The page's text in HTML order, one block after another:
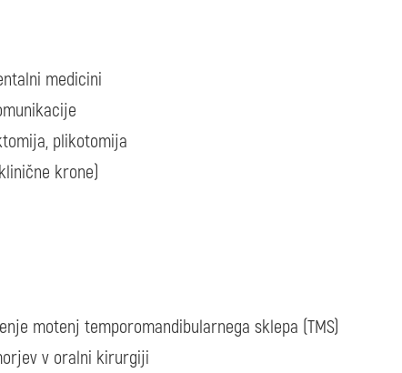
medicini
plikotomija
krone)
motenj temporomandibularnega sklepa (TMS)
v oralni kirurgiji